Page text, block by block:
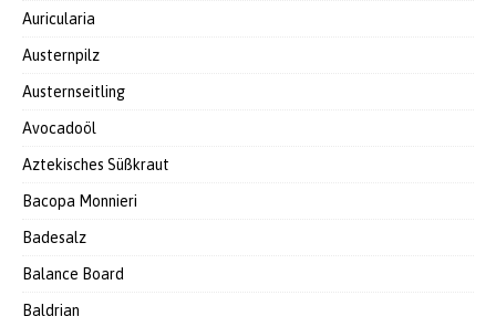
Auricularia
Austernpilz
Austernseitling
Avocadoöl
Aztekisches Süßkraut
Bacopa Monnieri
Badesalz
Balance Board
Baldrian